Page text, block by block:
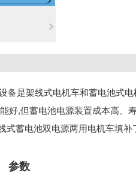
备是架线式电机车和蓄电池式
好,但蓄电池电源装置成本高、
式蓄电池双电源两用电机车填补
参数